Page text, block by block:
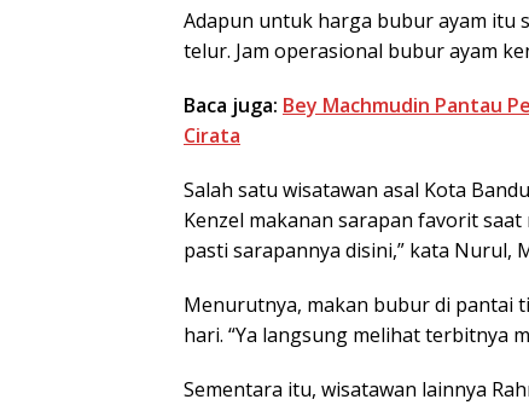
Adapun untuk harga bubur ayam itu
telur. Jam operasional bubur ayam
Baca juga: Bey Machmudin Pantau
Cirata
Salah satu wisatawan asal Kota
Kenzel makanan sarapan favorit
pasti sarapannya disini,” kata Nurul,
Menurutnya, makan bubur di pantai
hari. “Ya langsung melihat terbitnya
Sementara itu, wisatawan lainnya